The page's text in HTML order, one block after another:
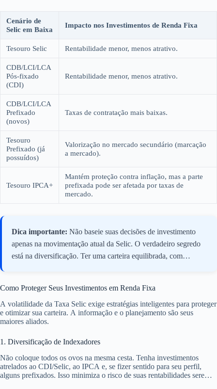
Cenário de
Selic em Baixa
Impacto nos Investimentos de Renda Fixa
Tesouro Selic Rentabilidade menor, menos atrativo.
CDB/LCI/LCA
Pós-fixado
(CDI)
Rentabilidade menor, menos atrativo.
CDB/LCI/LCA
Prefixado
(novos)
Taxas de contratação mais baixas.
Tesouro
Prefixado (já
possuídos)
Valorização no mercado secundário (marcação
a mercado).
Tesouro IPCA+
Mantém proteção contra inflação, mas a parte
prefixada pode ser afetada por taxas de
mercado.
Dica importante: Não baseie suas decisões de investimento
apenas na movimentação atual da Selic. O verdadeiro segredo
está na diversificação. Ter uma carteira equilibrada, com
de longo prazo, é fundamental para navegar com segurança em
qualquer ciclo econômico. Acompanhe as projeções do
mercado, mas sempre alinhe as escolhas aos seus objetivos e
Como Proteger Seus Investimentos em Renda Fixa
A volatilidade da Taxa Selic exige estratégias inteligentes para proteger
e otimizar sua carteira. A informação e o planejamento são seus
maiores aliados.
1. Diversificação de Indexadores
Não coloque todos os ovos na mesma cesta. Tenha investimentos
atrelados ao CDI/Selic, ao IPCA e, se fizer sentido para seu perfil,
alguns prefixados. Isso minimiza o risco de suas rentabilidades serem